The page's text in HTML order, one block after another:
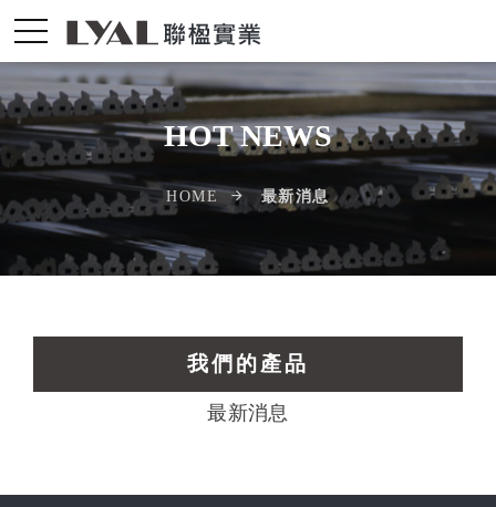
HOT NEWS
HOME 最新消息
我們的產品
交通運輸工業擠型
最新消息